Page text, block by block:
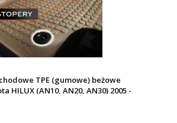
TPE (gumowe) beżowe
HILUX (AN10, AN20, AN30) 2005 -